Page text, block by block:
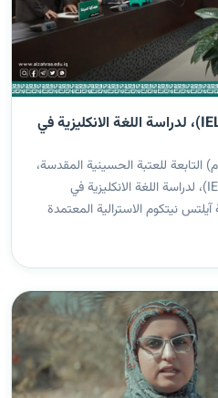
استحداث مركز الايلتس (IELTS)، لدراسة اللغة الانكليزية في
التابعة للعتبة الحسينية المقدسة،
عن استحداثها مركز الايلتس (IELTS)، لدراسة اللغة الانكليزية في
نيتكوم الاسترالية المعتمدة
ويأتي استحداث المركز ضمن خطة